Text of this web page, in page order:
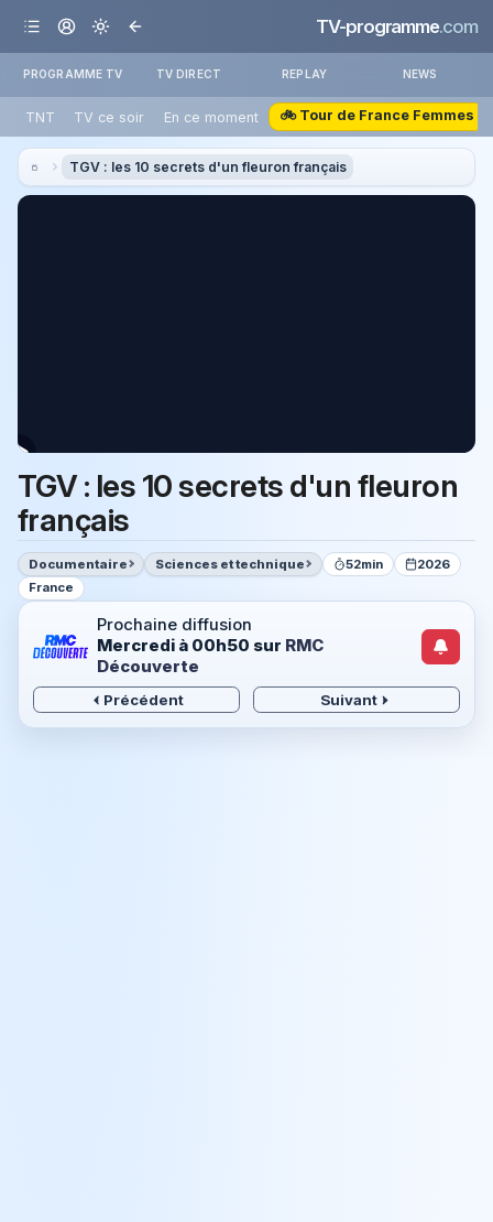
TV-programme.com
PROGRAMME TV TV DIRECT REPLAY NEWS
TNT TV ce soir En ce moment 🚲 Tour de France Femmes
TGV : les 10 secrets d'un fleuron français
TGV : les 10 secrets d'un fleuron
français
Documentaire Sciences et technique 52min
2026
France
Prochaine diffusion
Mercredi à 00h50 sur RMC
Découverte
Précédent Suivant